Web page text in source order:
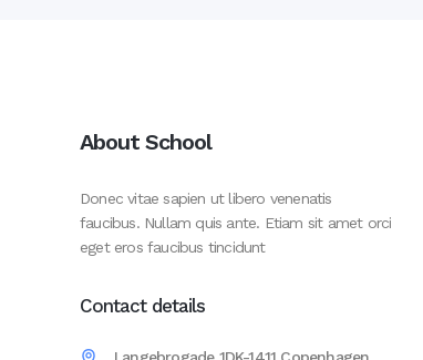
About School
Donec vitae sapien ut libero venenatis
faucibus. Nullam quis ante. Etiam sit amet orci
eget eros faucibus tincidunt
Contact details